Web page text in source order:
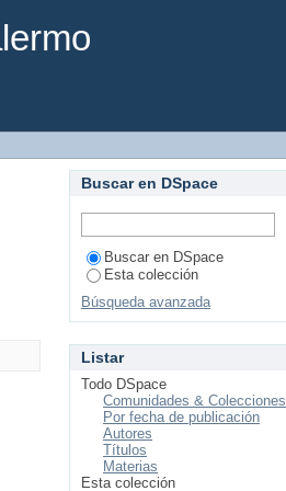
Buscar en DSpace
Buscar en DSpace
Esta colección
Búsqueda avanzada
Listar
Todo DSpace
Comunidades & Colecciones
Por fecha de publicación
Autores
Títulos
Materias
Esta colección